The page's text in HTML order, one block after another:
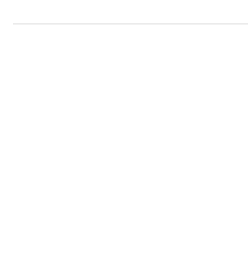
забавуваше групата „Фонтара“ […]